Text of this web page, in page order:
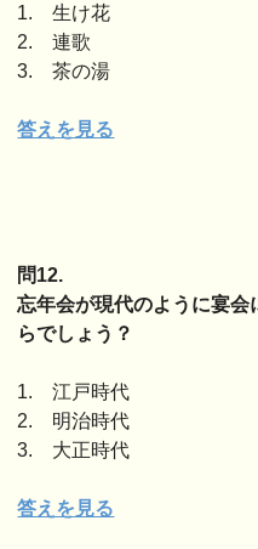
1. 生け花
2. 連歌
3. 茶の湯
答えを見る
問12.
忘年会が現代のように宴
らでしょう？
1. 江戸時代
2. 明治時代
3. 大正時代
答えを見る